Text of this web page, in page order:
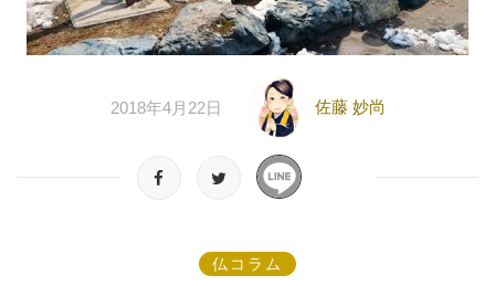
2018年4月22日 佐藤 妙尚
仏コラム